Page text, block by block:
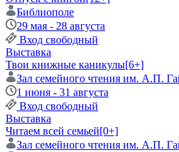
Библиополе
29 мая - 28 августа
Вход свободный
Выставка
Твои книжные каникулы[6+]
Зал семейного чтения им. А.П.
1 июня - 31 августа
Вход свободный
Выставка
Читаем всей семьей[0+]
Зал семейного чтения им. А.П.